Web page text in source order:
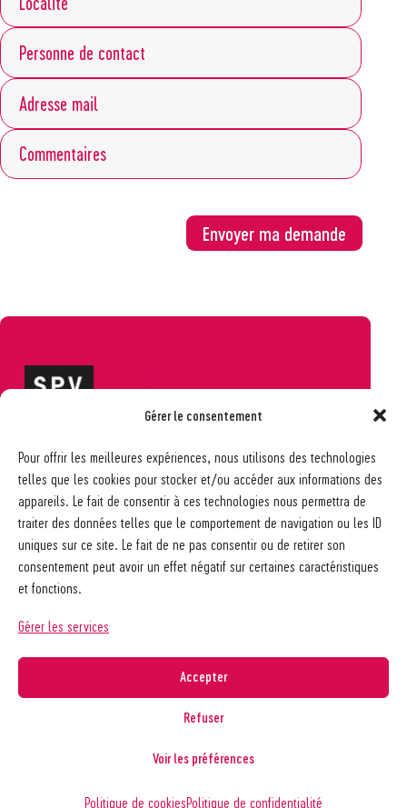
Gérer le consentement
Pour offrir les meilleures expériences, nous utilisons des technologies
telles que les cookies pour stocker et/ou accéder aux informations des
appareils. Le fait de consentir à ces technologies nous permettra de
traiter des données telles que le comportement de navigation ou les ID
uniques sur ce site. Le fait de ne pas consentir ou de retirer son
consentement peut avoir un effet négatif sur certaines caractéristiques
et fonctions.
Gérer les services
Accepter
Refuser
Voir les préférences
Politique de cookiesPolitique de confidentialité
Envoyer ma demande
Ch. des Allinges 2
1006 Lausanne
021 617 65 59
info@spv-vd.ch
FAQ
Les associations
Nos guides pratiques
agence web troisdeuxun.ch